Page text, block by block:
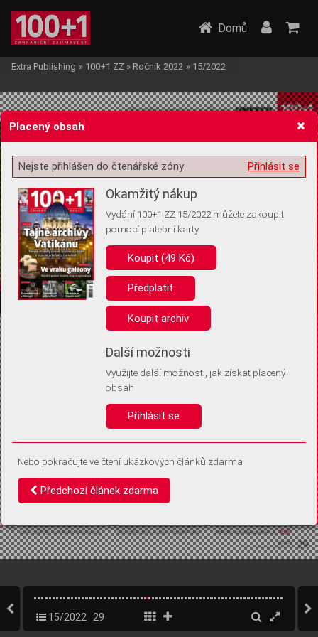
Žádost o souhlas s ukládáním volitelných informací
Pro základní fungování webu nepotřebujeme ukládat žádné informace
(tzv. cookies apod.). Rádi bychom vás ale požádali o souhlas s
uložením volitelných informací:
Anonymní unikátní ID
Díky němu příště poznáme, že se jedná o stejné zařízení, a
Identifikátor je zcela anonymní.
Vaše souhlasy a odmítnutí si ukládáme do vašeho zařízení, abychom se
vás už příště znovu neptali. Můžete je kdykoli později upravit ve Správě
Domů
Extra Publishing » 100+1 ZZ » Ročník 2022 » 15/2022
15/2022 29
Placený obsah
Přihlásit se
Nejste přihlášen do čtenářské zóny
Okamžitý nákup
Vydání 100+1 ZZ 15/2022 můžete zakoupit
pomocí platební karty
Koupit (49 Kč)
Předplatit
Koupit archiv
Další možnosti
Využijte další možnosti, jak získat placený
obsah
Přihlásit se
Nebo pokračujte ve čtení ukázkových článků zdarma
Předchozí článek zdarma